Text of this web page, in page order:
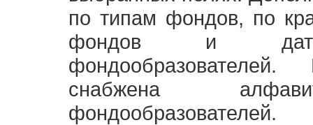
по типам фондов, по
фондов и
снабжена
фондообразователей.